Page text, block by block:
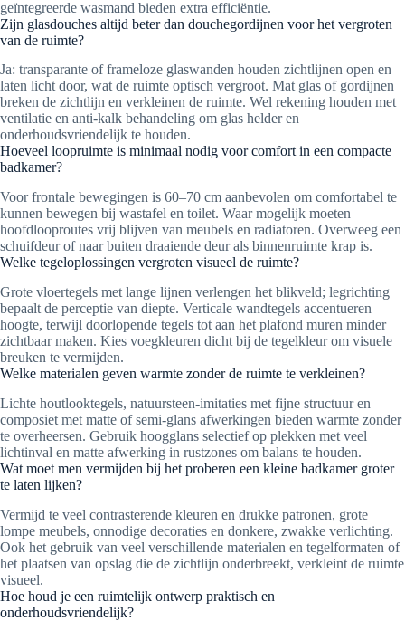
geïntegreerde wasmand bieden extra efficiëntie.
Zijn glasdouches altijd beter dan douchegordijnen voor het vergroten
van de ruimte?
Ja: transparante of frameloze glaswanden houden zichtlijnen open en
laten licht door, wat de ruimte optisch vergroot. Mat glas of gordijnen
breken de zichtlijn en verkleinen de ruimte. Wel rekening houden met
ventilatie en anti-kalk behandeling om glas helder en
onderhoudsvriendelijk te houden.
Hoeveel loopruimte is minimaal nodig voor comfort in een compacte
badkamer?
Voor frontale bewegingen is 60–70 cm aanbevolen om comfortabel te
kunnen bewegen bij wastafel en toilet. Waar mogelijk moeten
hoofdlooproutes vrij blijven van meubels en radiatoren. Overweeg een
schuifdeur of naar buiten draaiende deur als binnenruimte krap is.
Welke tegeloplossingen vergroten visueel de ruimte?
Grote vloertegels met lange lijnen verlengen het blikveld; legrichting
bepaalt de perceptie van diepte. Verticale wandtegels accentueren
hoogte, terwijl doorlopende tegels tot aan het plafond muren minder
zichtbaar maken. Kies voegkleuren dicht bij de tegelkleur om visuele
breuken te vermijden.
Welke materialen geven warmte zonder de ruimte te verkleinen?
Lichte houtlooktegels, natuursteen-imitaties met fijne structuur en
composiet met matte of semi-glans afwerkingen bieden warmte zonder
te overheersen. Gebruik hoogglans selectief op plekken met veel
lichtinval en matte afwerking in rustzones om balans te houden.
Wat moet men vermijden bij het proberen een kleine badkamer groter
te laten lijken?
Vermijd te veel contrasterende kleuren en drukke patronen, grote
lompe meubels, onnodige decoraties en donkere, zwakke verlichting.
Ook het gebruik van veel verschillende materialen en tegelformaten of
het plaatsen van opslag die de zichtlijn onderbreekt, verkleint de ruimte
visueel.
Hoe houd je een ruimtelijk ontwerp praktisch en
onderhoudsvriendelijk?